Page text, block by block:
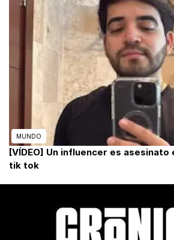
MUNDO
[VÍDEO] Un influencer es asesinato
tik tok